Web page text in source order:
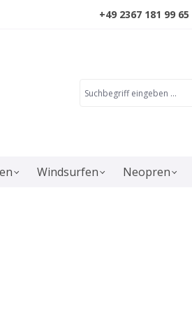
+49 2367 181 99 65
Windsurfen Neopren